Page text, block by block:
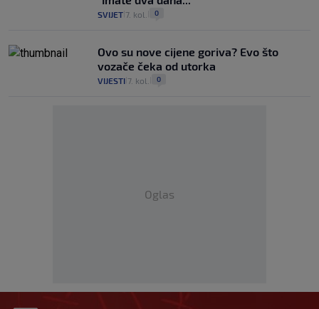
SVIJET 7. kol. 0
Ovo su nove cijene goriva? Evo što
vozače čeka od utorka
VIJESTI 7. kol. 0
Oglas